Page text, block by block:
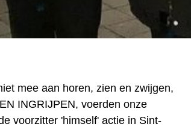
mee aan horen, zien en zwijgen,
INGRIJPEN, voerden onze
voorzitter 'himself' actie in Sint-